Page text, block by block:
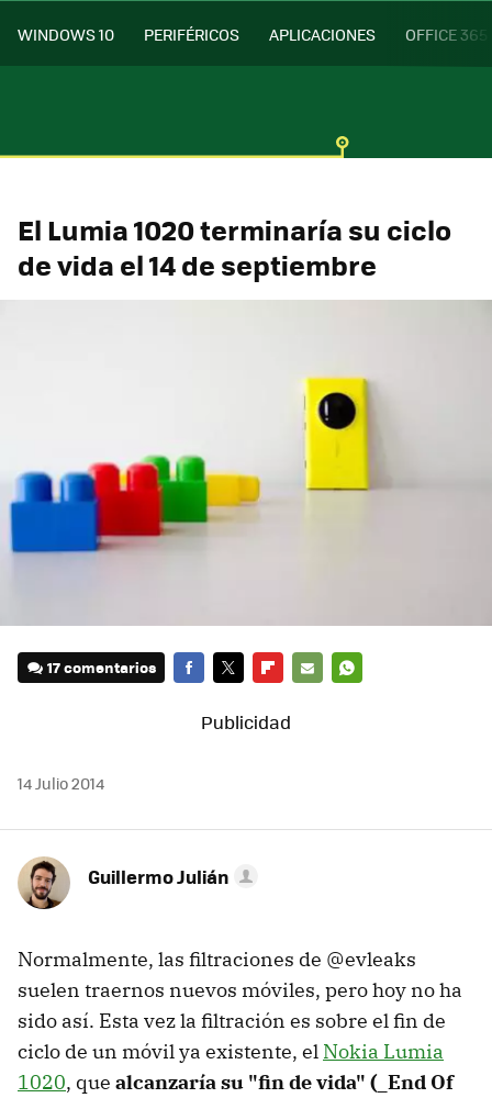
WINDOWS 10 PERIFÉRICOS APLICACIONES OFFICE 365
El Lumia 1020 terminaría su ciclo
de vida el 14 de septiembre
17 comentarios
14 Julio 2014
Guillermo Julián
Normalmente, las filtraciones de @evleaks
suelen traernos nuevos móviles, pero hoy no ha
sido así. Esta vez la filtración es sobre el fin de
ciclo de un móvil ya existente, el Nokia Lumia
1020, que alcanzaría su "fin de vida" (_End Of